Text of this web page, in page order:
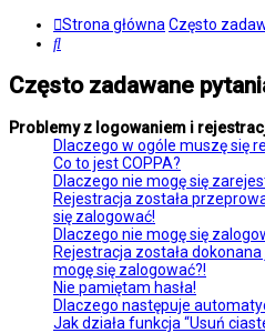
Strona główna Często
Szukaj
Często zadawane
Problemy z logowaniem i
Dlaczego w ogóle muszę się
Co to jest COPPA?
Dlaczego nie mogę się
Rejestracja została
się zalogować!
Dlaczego nie mogę się
Rejestracja została
mogę się zalogować?!
Nie pamiętam hasła!
Dlaczego następuje
Jak działa funkcja “Usuń